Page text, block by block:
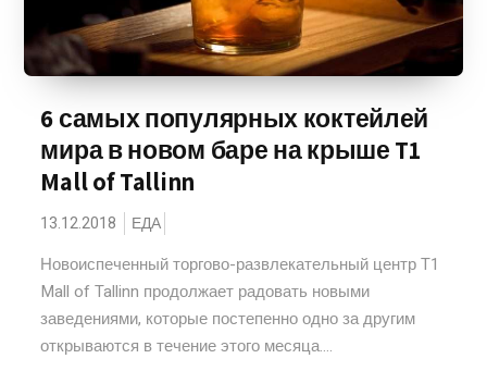
6 самых популярных коктейлей
мира в новом баре на крыше T1
Mall of Tallinn
13.12.2018 ЕДА
Новоиспеченный торгово-развлекательный центр T1
Mall of Tallinn продолжает радовать новыми
заведениями, которые постепенно одно за другим
открываются в течение этого месяца....